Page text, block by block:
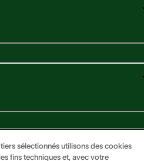
sélectionnés utilisons des cookies
fins techniques et, avec votre